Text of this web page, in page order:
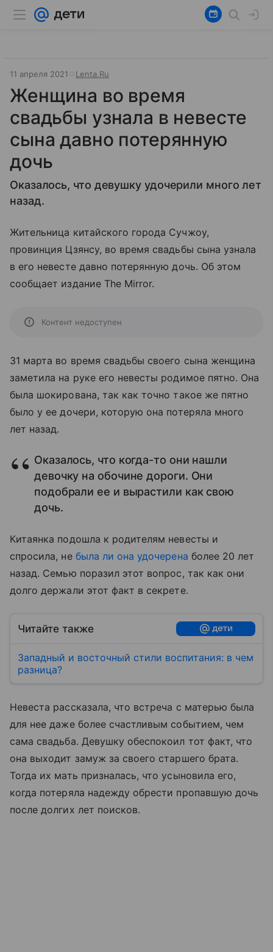
11 апреля 2021 Lenta.Ru
Женщина во время
свадьбы узнала в невесте
сына давно потерянную
дочь
Оказалось, что девушку удочерили много лет
назад.
Жительница китайского города Сучжоу,
провинция Цзянсу, во время свадьбы сына узнала
в его невесте давно потерянную дочь. Об этом
сообщает издание The Mirror.
Контент недоступен
31 марта во время свадьбы своего сына женщина
заметила на руке его невесты родимое пятно. Она
была шокирована, так как точно такое же пятно
было у ее дочери, которую она потеряла много
лет назад.
Оказалось, что когда-то они нашли
девочку на обочине дороги. Они
подобрали ее и вырастили как свою
дочь.
Китаянка подошла к родителям невесты и
спросила, не была ли она удочерена более 20 лет
назад. Семью поразил этот вопрос, так как они
долго держали этот факт в секрете.
Читайте также
Западный и восточный стили воспитания: в чем
разница?
Невеста рассказала, что встреча с матерью была
для нее даже более счастливым событием, чем
сама свадьба. Девушку обеспокоил тот факт, что
она выходит замуж за своего старшего брата.
Тогда их мать призналась, что усыновила его,
когда потеряла надежду обрести пропавшую дочь
после долгих лет поисков.